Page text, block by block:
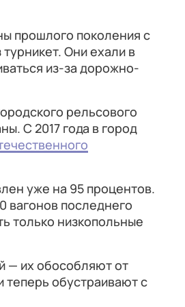
прошлого поколения с
Они ехали в
из-за дорожно-
рельсового
С 2017 года в город
уже на 95 процентов.
вагонов последнего
только низкопольные
— их обособляют от
теперь обустраивают с